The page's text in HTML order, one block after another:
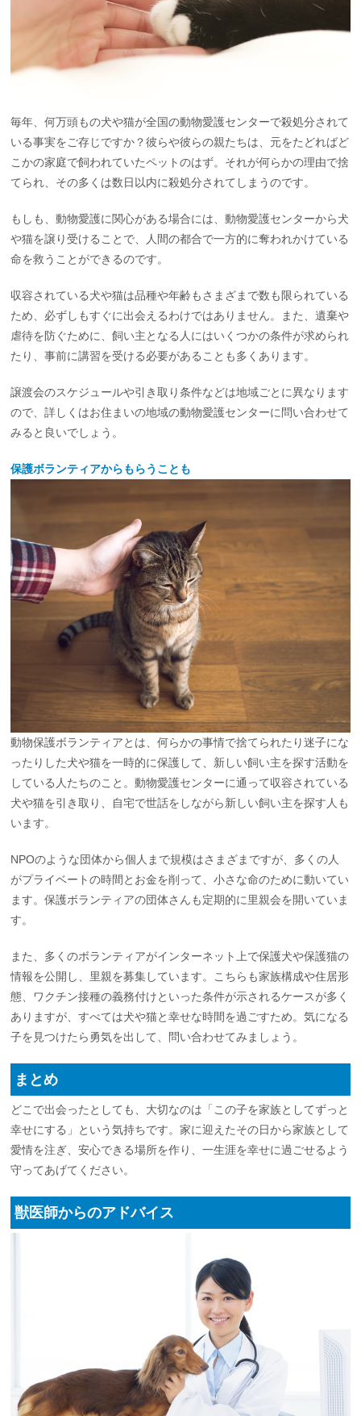
毎年、何万頭もの犬や猫が全国の動物愛護センターで殺処分されて
いる事実をご存じですか？彼らや彼らの親たちは、元をたどればど
こかの家庭で飼われていたペットのはず。それが何らかの理由で捨
てられ、その多くは数日以内に殺処分されてしまうのです。
もしも、動物愛護に関心がある場合には、動物愛護センターから犬
や猫を譲り受けることで、人間の都合で一方的に奪われかけている
命を救うことができるのです。
収容されている犬や猫は品種や年齢もさまざまで数も限られている
ため、必ずしもすぐに出会えるわけではありません。また、遺棄や
虐待を防ぐために、飼い主となる人にはいくつかの条件が求められ
たり、事前に講習を受ける必要があることも多くあります。
譲渡会のスケジュールや引き取り条件などは地域ごとに異なります
ので、詳しくはお住まいの地域の動物愛護センターに問い合わせて
みると良いでしょう。
保護ボランティアからもらうことも
動物保護ボランティアとは、何らかの事情で捨てられたり迷子にな
ったりした犬や猫を一時的に保護して、新しい飼い主を探す活動を
している人たちのこと。動物愛護センターに通って収容されている
犬や猫を引き取り、自宅で世話をしながら新しい飼い主を探す人も
います。
NPOのような団体から個人まで規模はさまざまですが、多くの人
がプライベートの時間とお金を削って、小さな命のために動いてい
ます。保護ボランティアの団体さんも定期的に里親会を開いていま
す。
また、多くのボランティアがインターネット上で保護犬や保護猫の
情報を公開し、里親を募集しています。こちらも家族構成や住居形
態、ワクチン接種の義務付けといった条件が示されるケースが多く
ありますが、すべては犬や猫と幸せな時間を過ごすため。気になる
子を見つけたら勇気を出して、問い合わせてみましょう。
まとめ
どこで出会ったとしても、大切なのは「この子を家族としてずっと
幸せにする」という気持ちです。家に迎えたその日から家族として
愛情を注ぎ、安心できる場所を作り、一生涯を幸せに過ごせるよう
守ってあげてください。
獣医師からのアドバイス